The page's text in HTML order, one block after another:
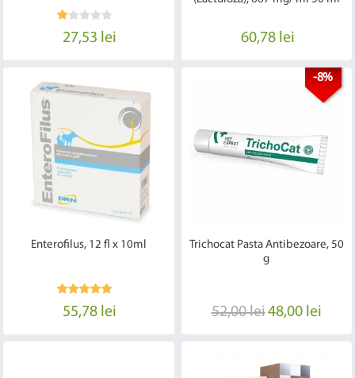
27,53 lei 60,78 lei
Enterofilus, 12 fl x 10ml
55,78 lei
-8%
Trichocat Pasta Antibezoare, 50
g
52,00 lei48,00 lei